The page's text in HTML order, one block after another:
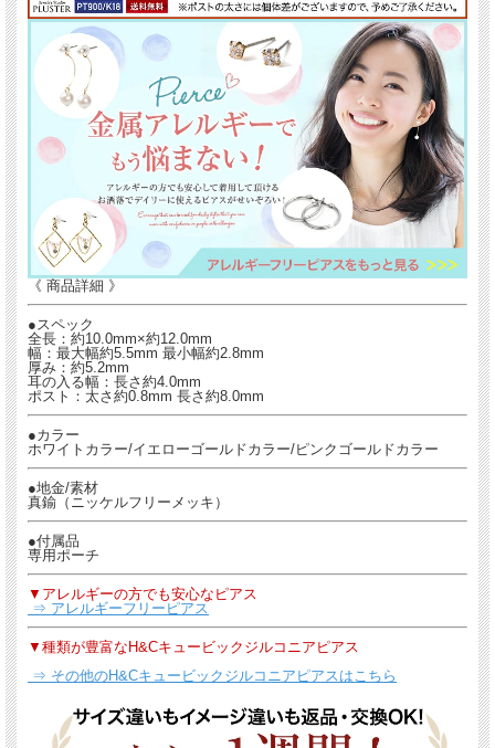
《 商品詳細 》
●スペック
全長：約10.0mm×約12.0mm
幅：最大幅約5.5mm 最小幅約2.8mm
厚み：約5.2mm
耳の入る幅：長さ約4.0mm
ポスト：太さ約0.8mm 長さ約8.0mm
●カラー
ホワイトカラー/イエローゴールドカラー/ピンクゴールドカラー
●地金/素材
真鍮（ニッケルフリーメッキ）
●付属品
専用ポーチ
▼アレルギーの方でも安心なピアス
⇒ アレルギーフリーピアス
▼種類が豊富なH&Cキュービックジルコニアピアス
⇒ その他のH&Cキュービックジルコニアピアスはこちら